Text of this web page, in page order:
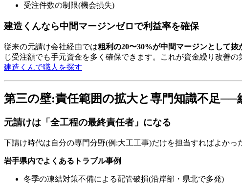
受注件数の制限(機会損失)
建造くんなら中間マージンゼロで利益率を確保
従来の元請け会社経由では粗利の20〜30%が中間マージンとして抜
じ受注額でも手元資金を多く確保できます。これが資金繰り改善の
建造くんで職人を探す
第三の壁:責任範囲の拡大と専門知識不足──
元請けは「全工程の最終責任者」になる
下請け時代は自分の専門分野(例:大工工事)だけを担当すればよかっ
岩手県内でよくあるトラブル事例
冬季の凍結対策不備による配管破損(沿岸部・県北で多発)